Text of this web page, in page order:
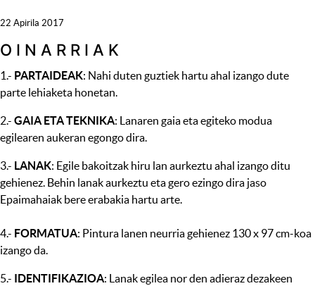
22 Apirila 2017
O I N A R R I A K
1.- PARTAIDEAK: Nahi duten guztiek hartu ahal izango dute
parte lehiaketa honetan.
2.- GAIA ETA TEKNIKA: Lanaren gaia eta egiteko modua
egilearen aukeran egongo dira.
3.- LANAK: Egile bakoitzak hiru lan aurkeztu ahal izango ditu
gehienez. Behin lanak aurkeztu eta gero ezingo dira jaso
Epaimahaiak bere erabakia hartu arte.
4.- FORMATUA: Pintura lanen neurria gehienez 130 x 97 cm-koa
izango da.
5.- IDENTIFIKAZIOA: Lanak egilea nor den adieraz dezakeen